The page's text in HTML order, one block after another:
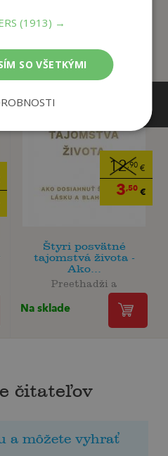
kúpili
12,90€
3,50€
Štyri posvätné
tajomstvá života -
Ako...
Preethadži a
Na sklade
čitateľov
a môžete vyhrať
(1913) →
SO VŠETKÝMI